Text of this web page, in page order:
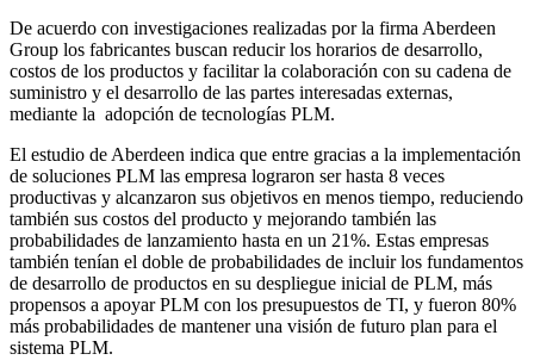
De acuerdo con investigaciones realizadas por la firma Aberdeen
Group los fabricantes buscan reducir los horarios de desarrollo,
costos de los productos y facilitar la colaboración con su cadena de
suministro y el desarrollo de las partes interesadas externas,
mediante la adopción de tecnologías PLM.
El estudio de Aberdeen indica que entre gracias a la implementación
de soluciones PLM las empresa lograron ser hasta 8 veces
productivas y alcanzaron sus objetivos en menos tiempo, reduciendo
también sus costos del producto y mejorando también las
probabilidades de lanzamiento hasta en un 21%. Estas empresas
también tenían el doble de probabilidades de incluir los fundamentos
de desarrollo de productos en su despliegue inicial de PLM, más
propensos a apoyar PLM con los presupuestos de TI, y fueron 80%
más probabilidades de mantener una visión de futuro plan para el
sistema PLM.